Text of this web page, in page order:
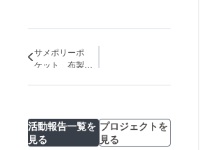
サメポリーポ
ケット 布製
クロス）発表!!
活動報告一覧を
見る
プロジェクトを
見る